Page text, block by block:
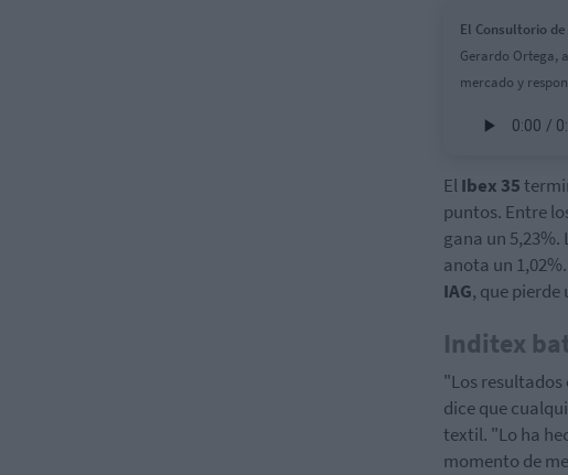
El Consultorio
Gerardo Ortega,
mercado y
ElIbex 35
puntos. Entre
gana un 5,23%.
anota un
IAG, que pierde
Inditex
"Los
dice que
textil. "Lo ha
momento de